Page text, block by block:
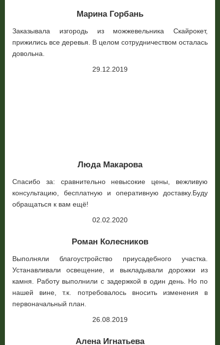
Марина Горбань
Заказывала изгородь из можжевельника Скайрокет,
прижились все деревья. В целом сотрудничеством осталась
довольна.
29.12.2019
Люда Макарова
Спасибо за: сравнительно невысокие цены, вежливую
консультацию, бесплатную и оперативную доставку.Буду
обращаться к вам ещё!
02.02.2020
Роман Колесников
Выполняли благоустройство приусадебного участка.
Устанавливали освещение, и выкладывали дорожки из
камня. Работу выполнили с задержкой в один день. Но по
нашей вине, т.к. потребовалось вносить изменения в
первоначальный план.
26.08.2019
Алена Игнатьева